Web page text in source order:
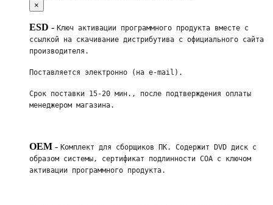
×
ESD - Ключ активации программного продукта вместе с
ссылкой на скачивание дистрибутива с официального сайта
производителя.
Поставляется электронно (на e-mail).
Срок поставки 15-20 мин., после подтверждения оплаты
менеджером магазина.
OEM - Комплект для сборщиков ПК. Содержит DVD диск с
образом системы, сертификат подлинности COA с ключом
активации программного продукта.